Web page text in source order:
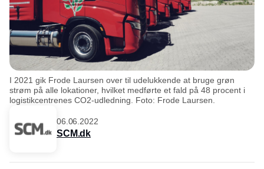
I 2021 gik Frode Laursen over til udelukkende at bruge grøn
strøm på alle lokationer, hvilket medførte et fald på 48 procent i
logistikcentrenes CO2-udledning. Foto: Frode Laursen.
06.06.2022
SCM.dk